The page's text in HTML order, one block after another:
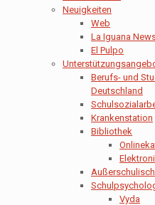
Neuigkeiten
Web
La Iguana
El Pulpo
Berufs- und
Deutschland
Krankenstation
Bibliothek
Vyda